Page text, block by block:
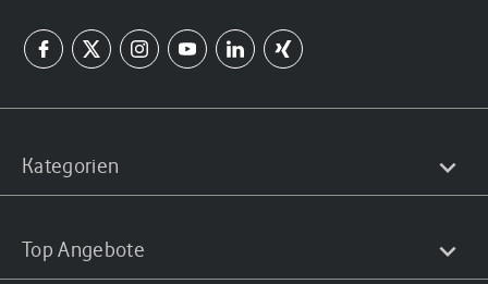
Kategorien
Top Angebote